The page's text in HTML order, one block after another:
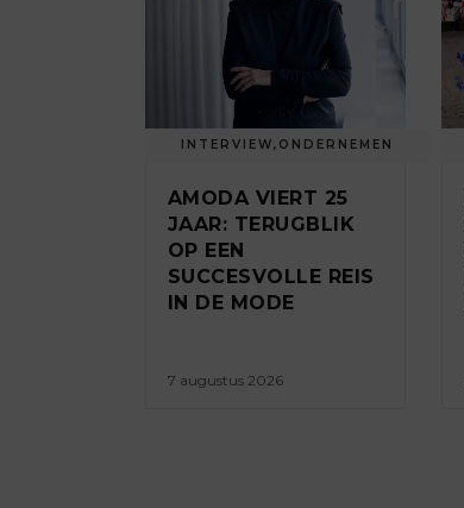
INTERVIEW, ONDERNEMEN
AMODA VIERT 25
JAAR: TERUGBLIK
OP EEN
SUCCESVOLLE REIS
IN DE MODE
7 augustus 2026